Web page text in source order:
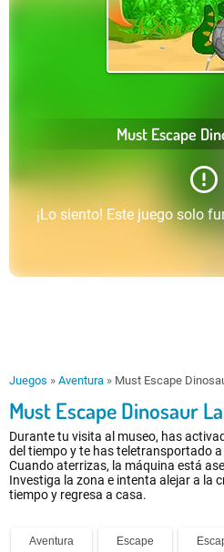
Must Escape
¡Lo siento! Este juego solo
Juegos » Aventura » Must Escape
Must Escape Dinosaur
Durante tu visita al museo, has
del tiempo y te has teletransportado
Cuando aterrizas, la máquina está
Investiga la zona e intenta alejar a la
tiempo y regresa a casa.
Aventura Escape